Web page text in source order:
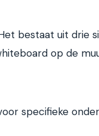
bestaat uit drie
op de
specifieke